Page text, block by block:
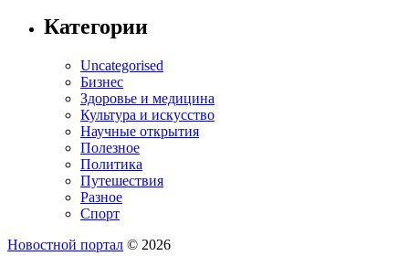
Категории
Uncategorised
Бизнес
Здоровье и медицина
Культура и искусство
Научные открытия
Полезное
Политика
Путешествия
Разное
Спорт
Новостной портал © 2026